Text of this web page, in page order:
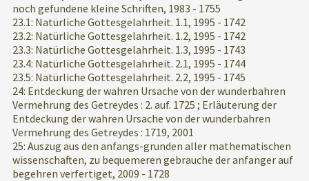
noch gefundene kleine Schriften, 1983 - 1755
23.1: Natürliche Gottesgelahrheit. 1.1, 1995 - 1742
23.2: Natürliche Gottesgelahrheit. 1.2, 1995 - 1742
23.3: Natürliche Gottesgelahrheit. 1.3, 1995 - 1743
23.4: Natürliche Gottesgelahrheit. 2.1, 1995 - 1744
23.5: Natürliche Gottesgelahrheit. 2.2, 1995 - 1745
24: Entdeckung der wahren Ursache von der wunderbahren
Vermehrung des Getreydes : 2. auf. 1725 ; Erläuterung der
Entdeckung der wahren Ursache von der wunderbahren
Vermehrung des Getreydes : 1719, 2001
25: Auszug aus den anfangs-grunden aller mathematischen
wissenschaften, zu bequemeren gebrauche der anfanger auf
begehren verfertiget, 2009 - 1728